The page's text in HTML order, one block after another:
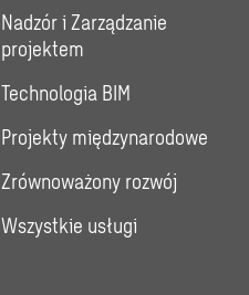
Nadzór i Zarządzanie
projektem
Technologia BIM
Projekty międzynarodowe
Zrównoważony rozwój
Wszystkie usługi